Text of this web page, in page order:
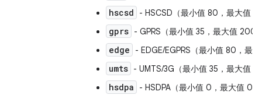
hscsd - HSCSD（最小值 80，最大值
gprs - GPRS（最小值 35，最大值 200
edge - EDGE/EGPRS（最小值 80，最
umts - UMTS/3G（最小值 35，最大值
hsdpa - HSDPA（最小值 0，最大值 0